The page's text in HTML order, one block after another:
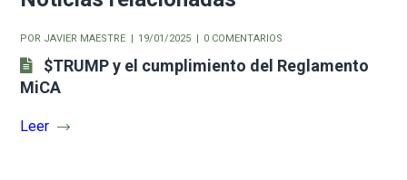
POR JAVIER MAESTRE 19/01/2025 0 COMENTARIOS
$TRUMP y el cumplimiento del Reglamento
MiCA
Leer